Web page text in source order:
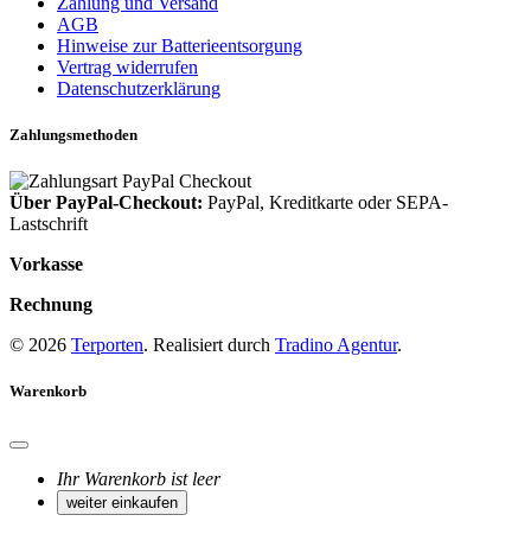
AGB
Hinweise zur Batterieentsorgung
Vertrag widerrufen
Datenschutzerklärung
Zahlungsmethoden
Über PayPal-Checkout: PayPal, Kreditkarte oder SEPA-
Lastschrift
Vorkasse
Rechnung
© 2026 Terporten. Realisiert durch Tradino Agentur.
Warenkorb
Ihr Warenkorb ist leer
weiter einkaufen